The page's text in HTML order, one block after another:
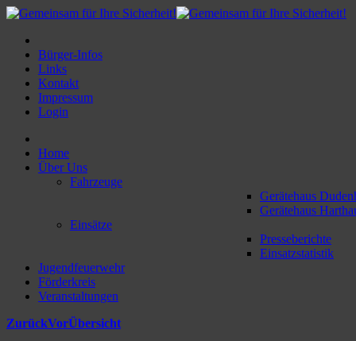
Bürger-Infos
Links
Kontakt
Impressum
Login
Home
Über Uns
Fahrzeuge
Gerätehaus
Gerätehaus
Einsätze
Presseberichte
Einsatzstatistik
Jugendfeuerwehr
Förderkreis
Veranstaltungen
ZurückVorÜbersicht